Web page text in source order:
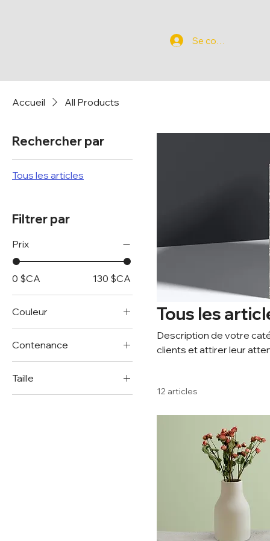
Se connecter
Accueil All Products
Rechercher par
Tous les articles
Filtrer par
Prix
0 $CA 130 $CA
Couleur
Contenance
500 ml
Taille
Tous les
Description de votre
clients et attirer leur
12 articles